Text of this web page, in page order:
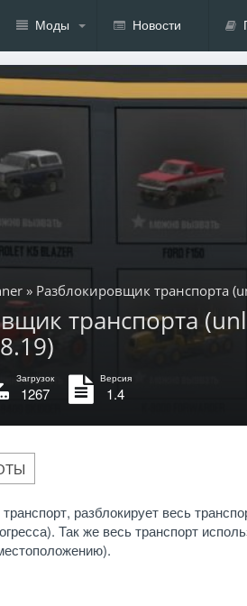
Моды Новости
» Разблокировщик транспорта
транспорта
Загрузок
1267
Версия
1.4
разблокирует весь
Так же весь транспорт